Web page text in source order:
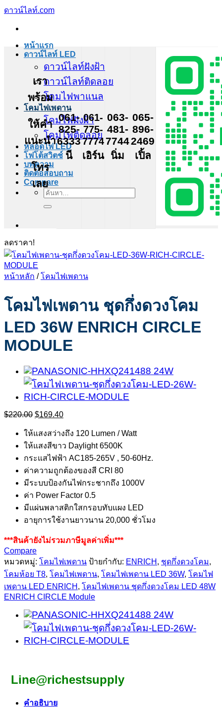
ข้าม
เนื้อหา
ดาวน์ไลท์.com
หน้าแรก
ดาวน์ไลท์ LED
ดาวน์ไลท์ฝังฝ้า
ดาวน์ไลท์ติดลอย
โคมไฟพาแนล
โคมไฟเพดาน
โคมไฟฝังฝ้า
โคมไฟติดลอย
หลอดไฟ LED
โฟโต้สวิตช์
บทความ
ติดต่อสอบถาม
Compare
ค้นหา:
เรา
พร้อม
ให้คำ
แนะนำ
โทร
เลย
061-
825-
6333
นี
061-
775-
7774
เอิร์น
063-
481-
7744
นิ่ม
065-
896-
2469
เปิ้ล
ลดราคา!
หน้าหลัก / โคมไฟเพดาน
โคมไฟเพดาน ชุดกึ่งดวงโคม
LED 36W ENRICH CIRCLE
MODULE
$220.00 Original
was:
$220.00.
$169.40Current
is:
$169.40.
ให้แสงสว่างถึง 120 Lumen / Watt
ให้แสงสีขาว Daylight 6500K
กระแสไฟฟ้า AC185-265V , 50-60Hz.
ค่าความถูกต้องของสี CRI 80
มีระบบป้องกันไฟกระชากถึง 1000V
ค่า Power Factor 0.5
มีแผ่นพลาสติกใสกรอบทับแผง LED
อายุการใช้งานยาวนาน 20,000 ชั่วโมง
***สินค้ายังไม่รวมภาษีมูลค่าเพิ่ม***
Compare
หมวดหมู่: โคมไฟเพดาน ป้ายกำกับ: ENRICH , ชุดกึ่งดวงโคม,
โคมห้อย T8, โคมไฟเพดาน, โคมไฟเพดาน LED 36W, โคมไฟ
เพดาน LED ENRICH , โคมไฟเพดาน ชุดกึ่งดวงโคม LED 48W
ENRICH CIRCLE Module
Line@richestsupply
คำอธิบาย